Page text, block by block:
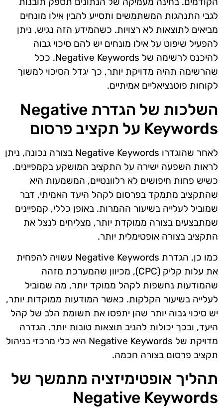
לגבי התנהגות המשתמשים ותסייע להבין אילו מונחים
מביאים לתוצאות לא רצויות. כשהמידע הזה נגיש, ניתן
להפעיל שיפוט על אילו מונחים יש להם סיכוי גבוה
להיכנס לרשימה של Negative Keywords. ככל
שהרשימה תהיה מדויקת יותר, כך יגדל הסיכוי למשוך
לקוחות פוטנציאליים אמיתיים.
השלכות של הגדרת Negative
Keywords על תקציב פרסום
לאחר שהוגדרו Negative Keywords בצורה נכונה, ניתן
לראות השפעה ישירה על התקציב המושקע בקמפיינים.
כשיש פחות חיפושים לא רלוונטיים, המשמעות היא
שהתקציב מתמקד בפרסום לקהל היעד האמיתי, דבר
שמוביל לעלייה בשיעור ההמרות. באופן כללי, קמפיינים
שמתבצעים בצורה ממוקדת יותר, מצליחים לנצל את
התקציב בצורה אופטימלית יותר.
כמו כן, הגדרת Negative Keywords עשויה להפחית
את עלות קליק (CPC), מכיוון שהמערכת מזהה
שהמודעות נחשפות לקהל ממוקד יותר, מה שמוביל
לעלייה בשיעור הקלקות. כאשר המודעות ממוקדות יותר,
יש סיכוי גבוה יותר שהן יתפסו את תשומת הלב של קהל
היעד, ובכך יכולות להניב תוצאות טובות יותר. הגדרה
מדויקת של Negative Keywords היא כלי מרכזי בניהול
תקציב פרסום בצורה חכמה.
תהליך אופטימיזציה מתמשך של
Negative Keywords